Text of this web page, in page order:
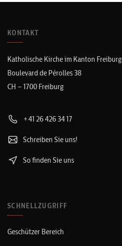
KONTAKT
Katholische Kirche im Kanton Freiburg
Boulevard de Pérolles 38
CH – 1700 Freiburg
+41 26 426 34 17
Schreiben Sie uns!
So finden Sie uns
SCHNELLZUGRIFF
Geschützer Bereich